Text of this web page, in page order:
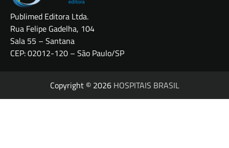
Publimed Editora Ltda.
Rua Felipe Gadelha, 104
Sala 55 – Santana
CEP: 02012-120 – São Paulo/SP
Copyright © 2026 HOSPITAIS BRASIL